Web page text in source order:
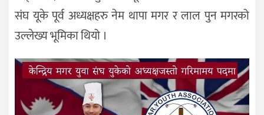
संघ यूके पूर्व अध्यक्षहरु नेम थापा मगर र लाल पुन मगरको
उल्लेख्य भूमिका थियो ।